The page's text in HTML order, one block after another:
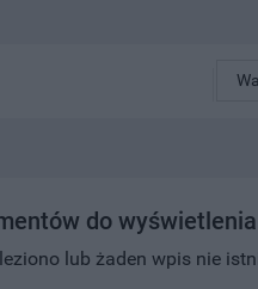
do wyświetlenia
lub żaden wpis nie